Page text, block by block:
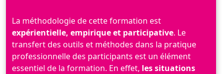
La méthodologie de cette formation est
expérientielle, empirique et participative. Le
transfert des outils et méthodes dans la pratique
professionnelle des participants est un élément
essentiel de la formation. En effet, les situations